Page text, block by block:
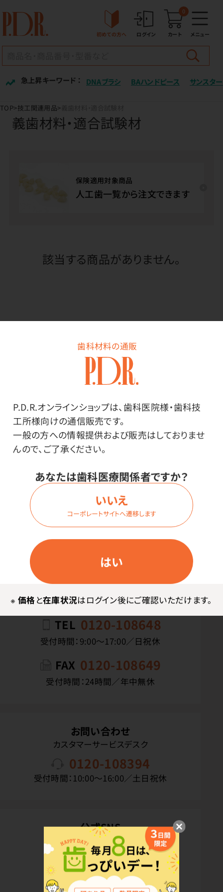
歯科材料の通販
P.D.R.オンラインショップは、歯科医院様・歯科技
工所様向けの通信販売です。
一般の方への情報提供および販売はしておりませ
んので、ご了承ください。
あなたは歯科医療関係者ですか？
はい
いいえ
コーポレートサイトへ遷移します
※ 価格と在庫状況はログイン後にご確認いただけます。
初めての方へ ログイン カート
0
メニュー
急上昇キーワード ： DNAブラシ BAハンドピース サンスター
TOP 技工関連用品
義歯材料・適合試験材
保険適用対象商品
人工歯一覧から注文できます
該当する商品がありません。
アウトレット
無料サンプル
カタログ請求
ご利用ガイド よくある質問
会社案内
特定商取引法に基づく表記
プライバシーポリシー
お問い合わせ
ご注文
TEL 0120-108648
受付時間：9:00〜17:00／日祝休
FAX 0120-108649
受付時間：24時間／年中無休
お問い合わせ
カスタマーサービスデスク
0120-108394
受付時間：10:00〜16:00／土日祝休
公式SNS